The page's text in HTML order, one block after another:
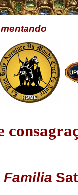
Familia